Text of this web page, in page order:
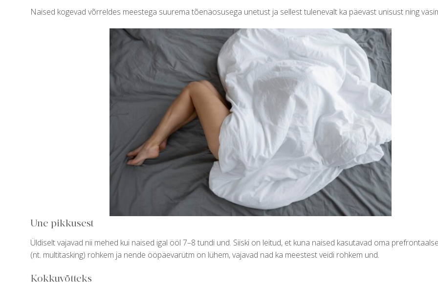
Naised kogevad võrreldes meestega suurema tõenäosusega unetust ja sellest tulenevalt ka päevast unisust ning
Une pikkusest
Üldiselt vajavad nii mehed kui naised igal ööl 7–8 tundi und. Siiski on leitud, et kuna naised kasutavad oma
(nt. multitasking) rohkem ja nende ööpäevarütm on lühem, vajavad nad ka meestest veidi rohkem und.
Kokkuvõtteks